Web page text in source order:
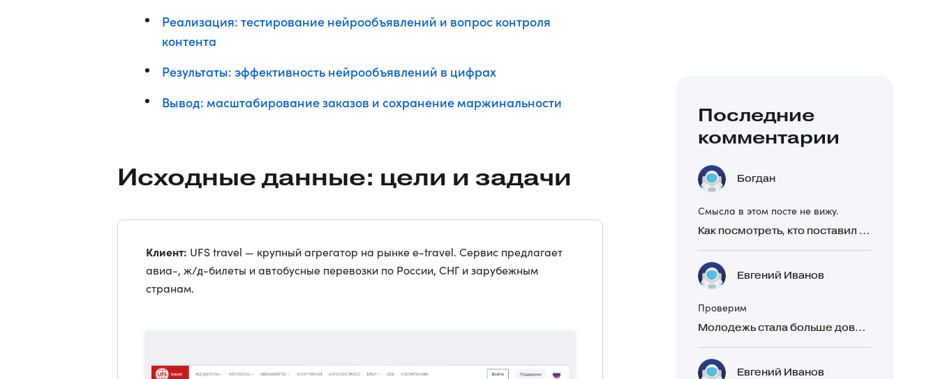
Реализация: тестирование нейрообъявлений и вопрос контроля
контента
Результаты: эффективность нейрообъявлений в цифрах
Вывод: масштабирование заказов и сохранение маржинальности
Исходные данные: цели и задачи
Клиент: UFS travel — крупный агрегатор на рынке e-travel. Сервис предлагает
авиа-, ж/д-билеты и автобусные перевозки по России, СНГ и зарубежным
странам.
Последние
комментарии
Богдан
Смысла в этом посте не вижу.
Как посмотреть, кто поставил реакцию в Telegram
Евгений Иванов
Проверим
Молодежь стала больше доверять рекомендациям в закрытых Telegram-чатах, чем официальной рекламе
Евгений Иванов